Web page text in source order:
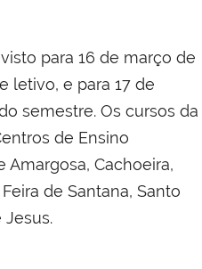
para 16 de março de
letivo, e para 17 de
semestre. Os cursos da
de Ensino
Amargosa, Cachoeira,
de Santana, Santo
Jesus.